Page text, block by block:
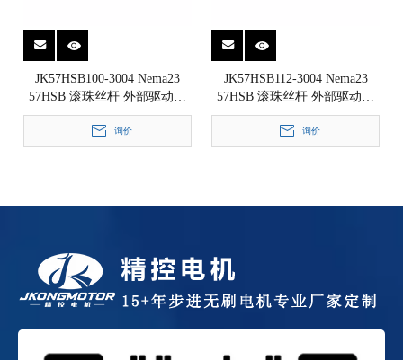
JK57HSB100-3004 Nema23
57HSB 滚珠丝杆 外部驱动式
直线步进电机 1.8°
57x57x100mm
询价
JK57HSB112-3004 Nema23
57HSB 滚珠丝杆 外部驱动式
直线步进电机 1.8°
57x57x112mm
询价